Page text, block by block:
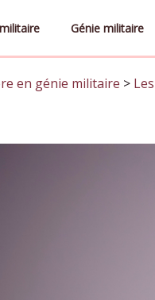
Génie militaire
en génie militaire >